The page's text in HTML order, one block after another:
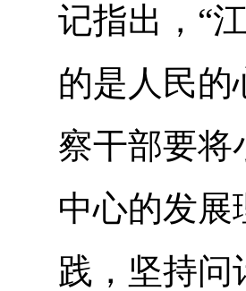
记指出，“
的是人民的
察干部要将
中心的发展
践，坚持问